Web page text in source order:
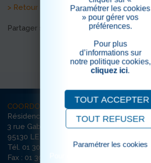
> Retour aux actualités
Partager sur les réseaux sociaux
COORDONNÉES
Résidence Le Grand Clos
3 rue Gabriel Péri
95130 LE PLESSIS-BOUCHARD
Tél. 01 30 72 72 72
Fax : 01 30 72 26 56
Paramétrer les cookies
» pour gérer vos
préférences.
Pour plus
d’informations sur
notre politique cookies,
cliquez ici.
TOUT ACCEPTER
TOUT REFUSER
Paramétrer les cookies